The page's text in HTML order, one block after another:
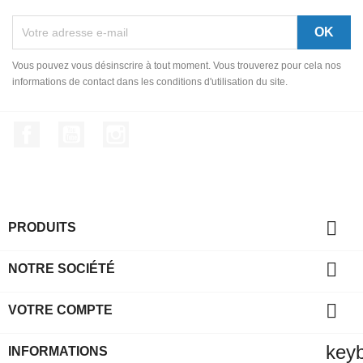
Vous pouvez vous désinscrire à tout moment. Vous trouverez pour cela nos
informations de contact dans les conditions d'utilisation du site.
PRODUITS 
NOTRE SOCIÉTÉ 
VOTRE COMPTE 
INFORMATIONS